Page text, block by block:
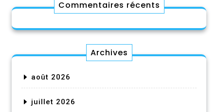
Commentaires récents
Archives
août 2026
juillet 2026